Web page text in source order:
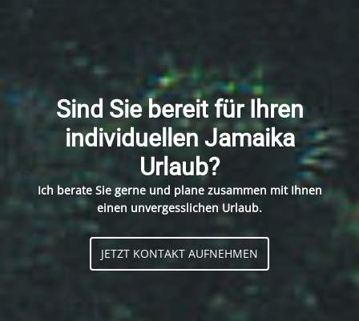
Sind Sie bereit für Ihren
individuellen Jamaika
Urlaub?
Ich berate Sie gerne und plane zusammen mit Ihnen
einen unvergesslichen Urlaub.
JETZT KONTAKT AUFNEHMEN